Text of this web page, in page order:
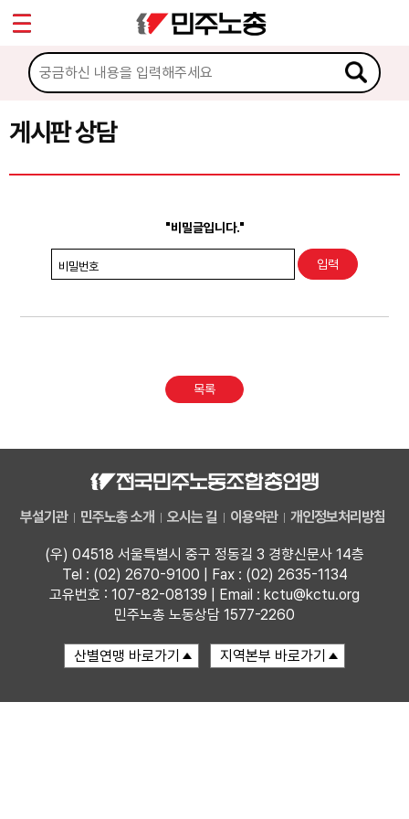
게시판 상담
"비밀글입니다."
비밀번호
목록
부설기관 민주노총 소개 오시는 길 이용약관 개인정보처리방침
(우) 04518 서울특별시 중구 정동길 3 경향신문사 14층
Tel : (02) 2670-9100 | Fax : (02) 2635-1134
고유번호 : 107-82-08139 | Email : kctu@kctu.org
민주노총 노동상담 1577-2260
마이페이지
소개
소식
노동상담
권리찾기수첩 검색
찾아보기
Sketchbook5, 스케치북5
Sketchbook5, 스케치북5